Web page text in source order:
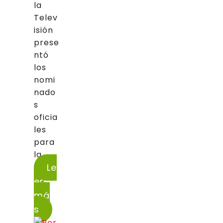
la
Telev
isión
prese
ntó
los
nomi
nado
s
oficia
les
para
la...
Le
er
má
s